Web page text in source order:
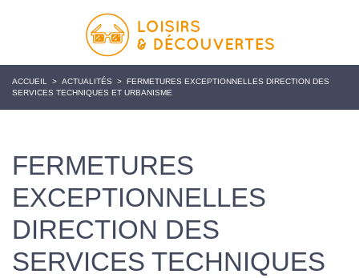
ACCUEIL > ACTUALITÉS > FERMETURES EXCEPTIONNELLES DIRECTION DES
SERVICES TECHNIQUES ET URBANISME
FERMETURES
EXCEPTIONNELLES
DIRECTION DES
SERVICES TECHNIQUES